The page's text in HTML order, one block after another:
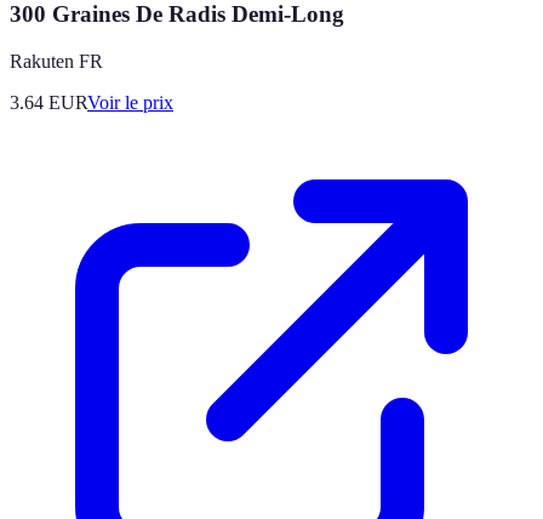
300 Graines De Radis Demi-Long
Rakuten FR
3.64 EURVoir le prix